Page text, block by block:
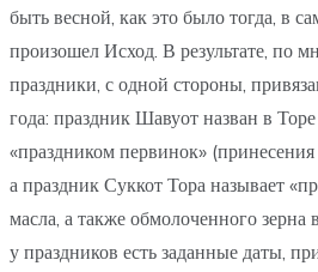
быть весной, как это было тогда, в
произошел Исход. В результате, по
праздники, с одной стороны,
года: праздник Шавуот назван в
«праздником первинок»
а праздник Суккот Тора называет
масла, а также обмолоченного
у праздников есть заданные даты,